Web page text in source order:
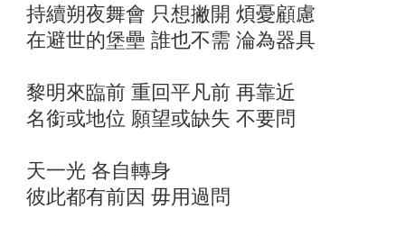
持續朔夜舞會 只想撇開 煩憂顧慮
在避世的堡壘 誰也不需 淪為器具
黎明來臨前 重回平凡前 再靠近
名銜或地位 願望或缺失 不要問
天一光 各自轉身
彼此都有前因 毋用過問